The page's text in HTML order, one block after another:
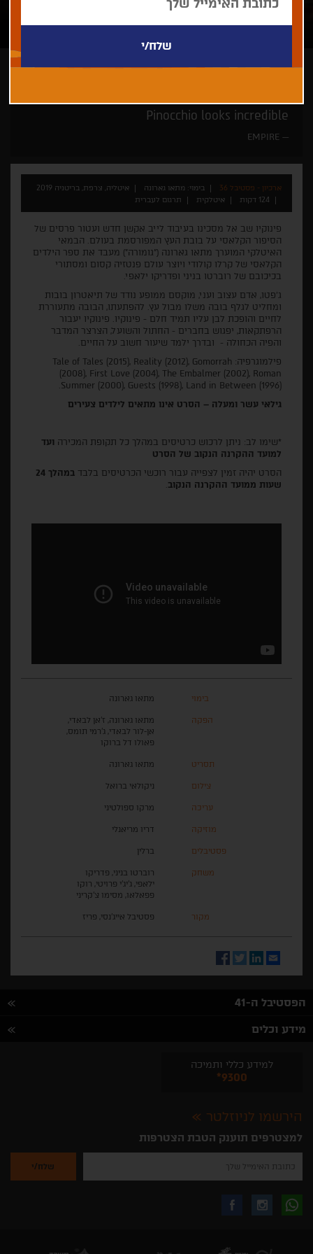
Pinocchio looks incredible
EMPIRE
ארכיון - פסטיבל 36 בימוי: מתאו גארונה
איטליה, צרפת, בריטניה 2019
124 דקות
איטלקית תרגום לעברית
פינוקיו שב אל מסכינו בעיבוד לייב אקשן חדש ועטור פרסים של
הסיפור הקלאסי על בובת העץ המפורסמת בעולם. הבמאי
האיטלקי המוערך מתאו גארונה ("גומורה") מעבד את ספר הילדים
הקלאסי של קרלו קולודי ויוצר עולם פנטזיה קסום ומסתורי
בכיכובם של רוברטו בניני ופדריקו ילאפי.
ג'פטו, אדם עצוב ועני, מוקסם ממופע נודד של תיאטרון בובות
ומחליט לגלף בובה משלו מבול עץ. להפתעתו, הבובה מתעוררת
לחיים והופכת לבן עליו תמיד חלם - פינוקיו. פינוקיו יעבור
הרפתקאות, יפגוש בחברים - החתול והשועל, הצרצר המדבר
והפיה הכחולה - ובדרך ילמד שיעור חשוב על החיים.
פילמוגרפיה: Tale of Tales (2015), Reality (2012), Gomorrah
(2008), First Love (2004), The Embalmer (2002), Roman
Summer (2000), Guests (1998), Land in Between (1996).
גילאי עשר ומעלה – הסרט אינו מתאים לילדים צעירים
*שימו לב: ניתן לרכוש כרטיסים במהלך כל תקופת המכירה ועד
למועד ההקרנה הנקוב של הסרט
הסרט יהיה זמין לצפייה עבור רוכשי הכרטיסים בלבד
במהלך 24
שעות ממועד ההקרנה הנקוב
בימוי מתאו גארונה
הפקה
מתאו גארונה, ז'אן לבאדי,
אן-לור לבאדי, ג'רמי תומס,
פאולו דל ברוקו
תסריט מתאו גארונה
צילום ניקולאי ברואל
עריכה מרקו ספולטיני
מוזיקה דריו מריאנלי
פסטיבלים ברלין
משחק
רוברטו בניני, פדריקו
ילאפי, ג'יג'י פרויטי, רוקו
פפאלאו, מסימו צ'קריני
מקור פסטיבל אייג'נסי, פריז
Email
LinkedIn
Twitter
Facebook
הפסטיבל ה-41
מידע וכלים
למידע כללי ותמיכה
*9300
הירשמו לניוזלטר
למצטרפים תוענק הטבת הצטרפות
להזין
שלך
לקבלת
באינסטגרם
עקבו
בפייסבוק